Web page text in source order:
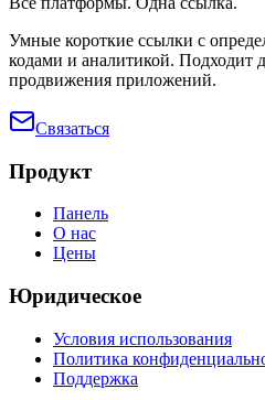
Умные короткие ссылки с
кодами и аналитикой. Подходит
продвижения приложений.
Связаться
Продукт
Панель
О нас
Цены
Юридическое
Условия использования
Политика
Поддержка